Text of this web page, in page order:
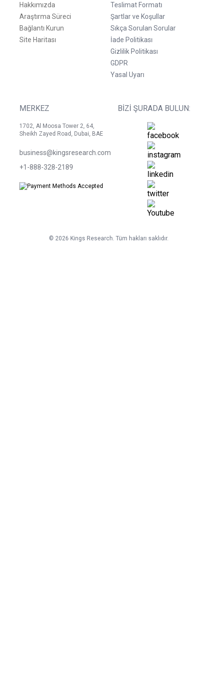
Hakkımızda
Araştırma Süreci
Bağlantı Kurun
Site Haritası
Teslimat Formatı
Şartlar ve Koşullar
Sıkça Sorulan Sorular
İade Politikası
Gizlilik Politikası
GDPR
Yasal Uyarı
MERKEZ
1702, Al Moosa Tower 2, 64,
Sheikh Zayed Road, Dubai, BAE
business@kingsresearch.com
+1-888-328-2189
BIZI ŞURADA BULUN:
© 2026 Kings Research. Tüm hakları saklıdır.